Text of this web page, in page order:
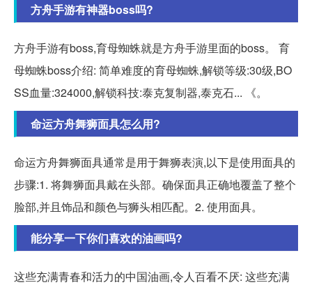
方舟手游有神器boss吗?
方舟手游有boss,育母蜘蛛就是方舟手游里面的boss。 育
母蜘蛛boss介绍: 简单难度的育母蜘蛛,解锁等级:30级,BO
SS血量:324000,解锁科技:泰克复制器,泰克石... 《。
命运方舟舞狮面具怎么用?
命运方舟舞狮面具通常是用于舞狮表演,以下是使用面具的
步骤:1. 将舞狮面具戴在头部。确保面具正确地覆盖了整个
脸部,并且饰品和颜色与狮头相匹配。2. 使用面具。
能分享一下你们喜欢的油画吗?
这些充满青春和活力的中国油画,令人百看不厌: 这些充满